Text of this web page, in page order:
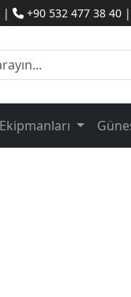
| +90 532 477 38 40 |